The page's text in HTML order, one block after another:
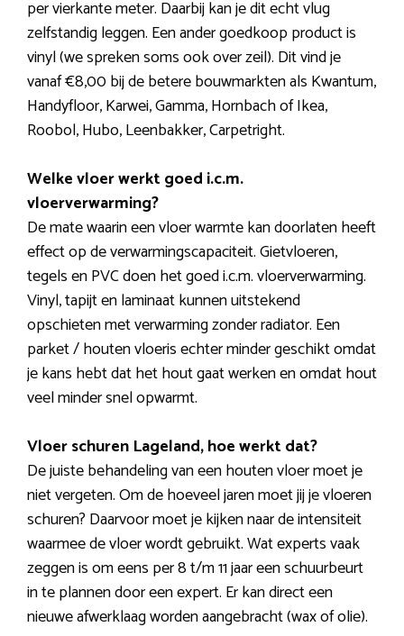
per vierkante meter. Daarbij kan je dit echt vlug
zelfstandig leggen. Een ander goedkoop product is
vinyl (we spreken soms ook over zeil). Dit vind je
vanaf €8,00 bij de betere bouwmarkten als Kwantum,
Handyfloor, Karwei, Gamma, Hornbach of Ikea,
Roobol, Hubo, Leenbakker, Carpetright.
Welke vloer werkt goed i.c.m.
vloerverwarming?
De mate waarin een vloer warmte kan doorlaten heeft
effect op de verwarmingscapaciteit. Gietvloeren,
tegels en PVC doen het goed i.c.m. vloerverwarming.
Vinyl, tapijt en laminaat kunnen uitstekend
opschieten met verwarming zonder radiator. Een
parket / houten vloeris echter minder geschikt omdat
je kans hebt dat het hout gaat werken en omdat hout
veel minder snel opwarmt.
Vloer schuren Lageland, hoe werkt dat?
De juiste behandeling van een houten vloer moet je
niet vergeten. Om de hoeveel jaren moet jij je vloeren
schuren? Daarvoor moet je kijken naar de intensiteit
waarmee de vloer wordt gebruikt. Wat experts vaak
zeggen is om eens per 8 t/m 11 jaar een schuurbeurt
in te plannen door een expert. Er kan direct een
nieuwe afwerklaag worden aangebracht (wax of olie).